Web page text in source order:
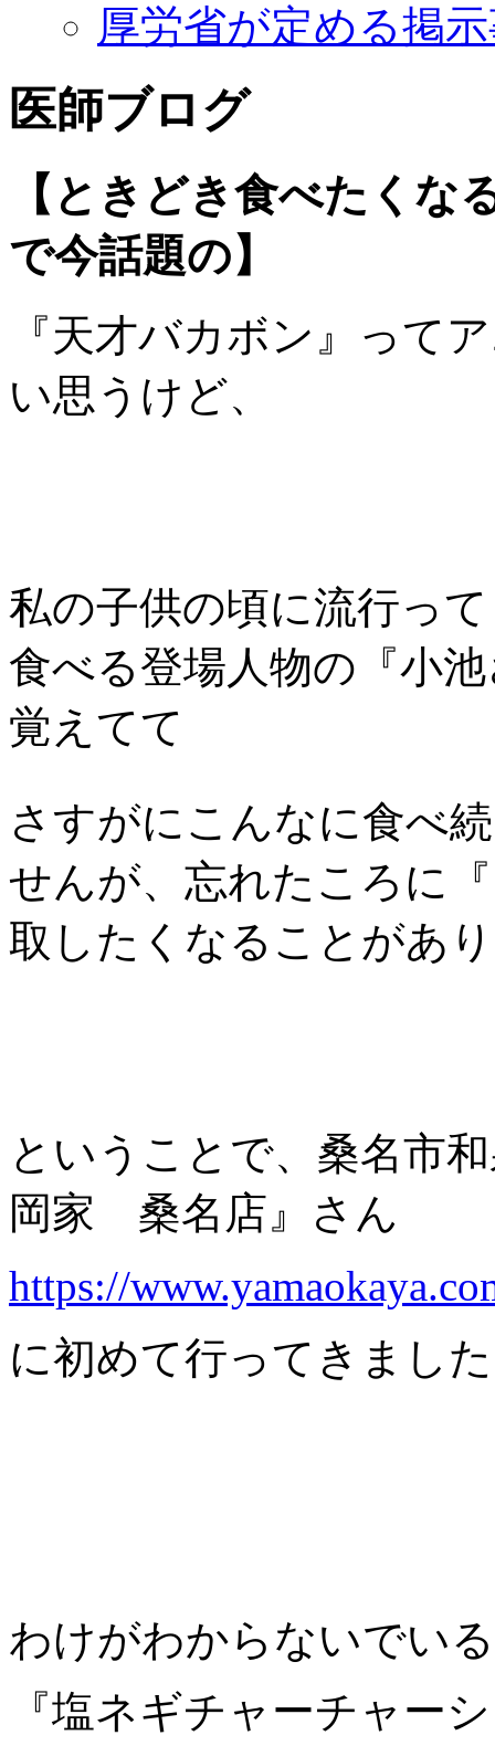
厚労省が定める掲
医師ブログ
【ときどき食べたく
で今話題の】
『天才バカボン』って
い思うけど、
私の子供の頃に流行っ
食べる登場人物の『小
覚えてて
さすがにこんなに食べ
せんが、忘れたころに
取したくなることがあ
ということで、桑名市
岡家 桑名店』さん
https://
に初めて行ってきまし
わけがわからないでい
『塩ネギチャーチャー